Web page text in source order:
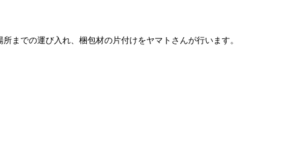
までの運び入れ、梱包材の片付けをヤマトさんが行います。